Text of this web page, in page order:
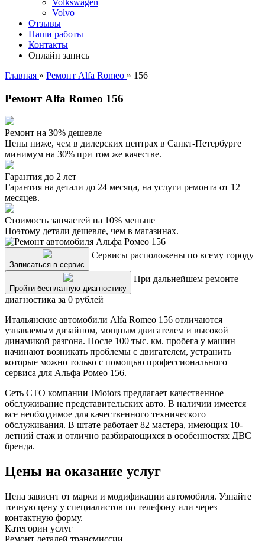
Volkswagen
Volvo
Отзывы
Наши работы
Контакты
Онлайн запись
Главная » Ремонт Alfa Romeo » 156
Ремонт Alfa Romeo 156
Ремонт на 30% дешевле
Цены ниже, чем в дилерских центрах в Санкт-Петербурге
минимум на 30% при том же качестве.
Гарантия до 2 лет
Гарантия на детали до 24 месяца, на услуги ремонта от 12
месяцев.
Стоимость запчастей на 10% меньше
Поэтому детали дешевле, чем в магазинах.
Записаться в сервис
Сервисы расположены по всему городу
Пройти бесплатную диагностику
При дальнейшем ремонте
диагностика за 0 рублей
Итальянские автомобили Alfa Romeo 156 отличаются
узнаваемым дизайном, мощным двигателем и высокой
динамикой разгона. После 100 тыс. км. пробега у машин
начинают возникать проблемы с двигателем, устранить
которые можно только с помощью профессионального
сервиса для Альфа Ромео 156.
Сеть СТО компании JMotors предлагает качественное
обслуживание представительских авто. В наличии имеется
все необходимое для качественного технического
обслуживания. В штате работает 82 мастера, имеющих 10-
летний стаж и отлично разбирающихся в особенностях ДВС
бренда.
Цены на оказание услуг
Цена зависит от марки и модификации автомобиля. Узнайте
точную цену у специалистов по телефону или через
контактную форму.
Категории услуг